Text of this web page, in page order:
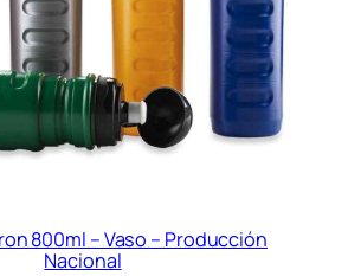
800ml – Vaso – Producción
Nacional